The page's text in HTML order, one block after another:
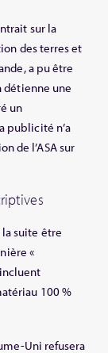
sur la
des terres et
a pu être
détienne une
un
publicité n’a
de l’ASA sur
suite être
«
100 %
Uni refusera